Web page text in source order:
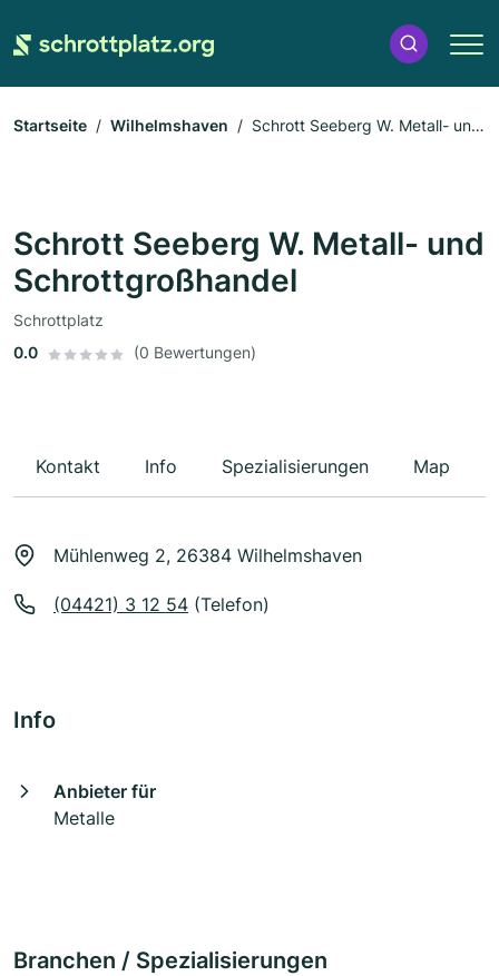
Startseite Wilhelmshaven
Schrott Seeberg W. Metall- und
Schrott Seeberg W. Metall- und
Schrottgroßhandel
Schrottplatz
0.0
(0 Bewertungen)
Kontakt Info Spezialisierungen Map
Mühlenweg 2, 26384 Wilhelmshaven
(04421) 3 12 54 (Telefon)
Info
Anbieter für
Metalle
Branchen / Spezialisierungen